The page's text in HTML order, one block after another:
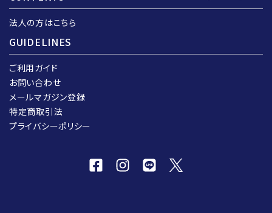
法人の方はこちら
GUIDELINES
ご利用ガイド
お問い合わせ
メールマガジン登録
特定商取引法
プライバシーポリシー